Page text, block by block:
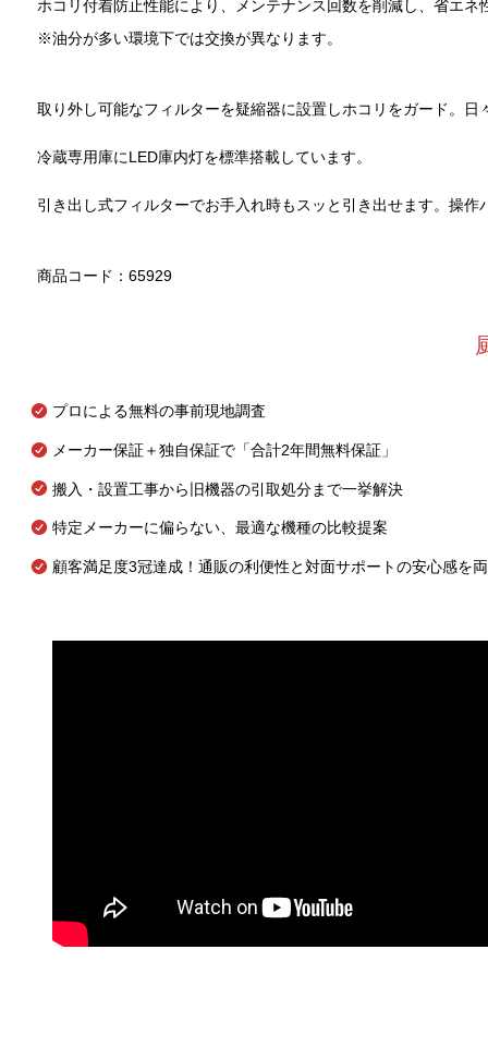
ホコリ付着防止性能により、メンテナンス回数を削減し、省エネ
※油分が多い環境下では交換が異なります。
取り外し可能なフィルターを疑縮器に設置しホコリをガード。日
冷蔵専用庫にLED庫内灯を標準搭載しています。
引き出し式フィルターでお手入れ時もスッと引き出せます。操
商品コード：65929
プロによる無料の事前現地調査
メーカー保証＋独自保証で「合計2年間無料保証」
搬入・設置工事から旧機器の引取処分まで一挙解決
特定メーカーに偏らない、最適な機種の比較提案
顧客満足度3冠達成！通販の利便性と対面サポートの安心感を